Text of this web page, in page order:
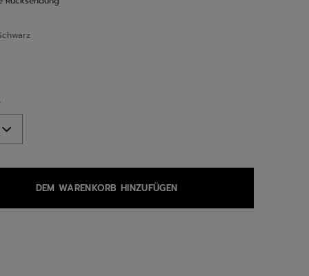
Seite.
DEM WARENKORB HINZUFÜGEN